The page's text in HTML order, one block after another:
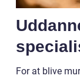
For at blive